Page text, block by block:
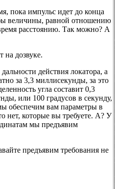
пока импульс идет до конца
величины, равной отношению
расстоянию. Так можно? А
дозвуке.
действия локатора, а
за 3,3 миллисекунды, за это
угла составит 0,3
или 100 градусов в секунду,
обеспечим вам параметры в
нет, которые вы требуете. А? У
мы предъявим
предъявим требования не